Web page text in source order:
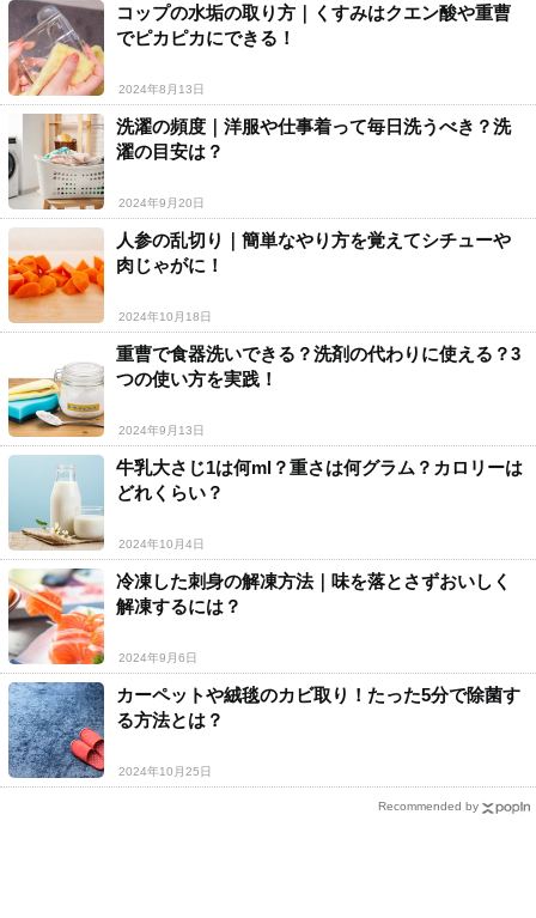
コップの水垢の取り方｜くすみはクエン酸や重曹
でピカピカにできる！
2024年8月13日
洗濯の頻度｜洋服や仕事着って毎日洗うべき？洗
濯の目安は？
2024年9月20日
人参の乱切り｜簡単なやり方を覚えてシチューや
肉じゃがに！
2024年10月18日
重曹で食器洗いできる？洗剤の代わりに使える？3
つの使い方を実践！
2024年9月13日
牛乳大さじ1は何ml？重さは何グラム？カロリーは
どれくらい？
2024年10月4日
冷凍した刺身の解凍方法｜味を落とさずおいしく
解凍するには？
2024年9月6日
カーペットや絨毯のカビ取り！たった5分で除菌す
る方法とは？
2024年10月25日
Recommended by